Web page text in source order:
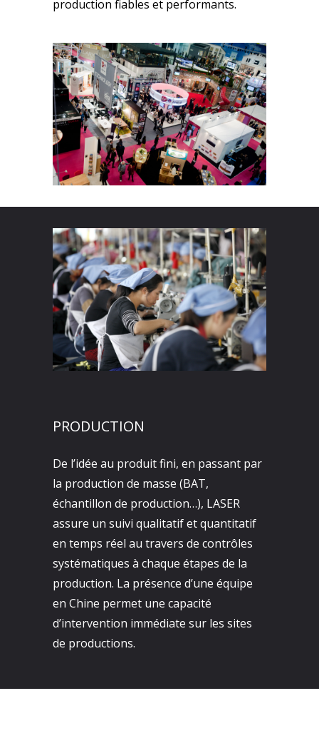
production fiables et performants.
PRODUCTION
De l’idée au produit fini, en passant par
la production de masse (BAT,
échantillon de production…), LASER
assure un suivi qualitatif et quantitatif
en temps réel au travers de contrôles
systématiques à chaque étapes de la
production. La présence d’une équipe
en Chine permet une capacité
d’intervention immédiate sur les sites
de productions.